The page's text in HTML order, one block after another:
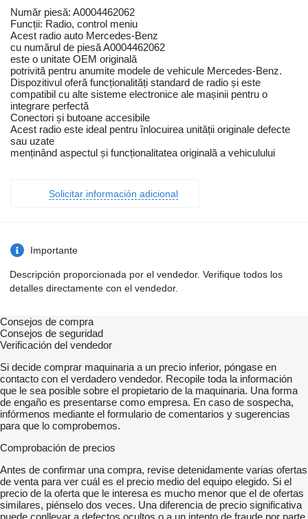
Număr piesă: A0004462062
Funcții: Radio, control meniu
Acest radio auto Mercedes-Benz
cu numărul de piesă A0004462062
este o unitate OEM originală
potrivită pentru anumite modele de vehicule Mercedes-Benz.
Dispozitivul oferă funcționalități standard de radio și este
compatibil cu alte sisteme electronice ale mașinii pentru o
integrare perfectă
Conectori și butoane accesibile
Acest radio este ideal pentru înlocuirea unității originale defecte
sau uzate
menținând aspectul și funcționalitatea originală a vehiculului
Solicitar información adicional
Importante
Descripción proporcionada por el vendedor. Verifique todos los
detalles directamente con el vendedor.
Consejos de compra
Consejos de seguridad
Verificación del vendedor
Si decide comprar maquinaria a un precio inferior, póngase en
contacto con el verdadero vendedor. Recopile toda la información
que le sea posible sobre el propietario de la maquinaria. Una forma
de engaño es presentarse como empresa. En caso de sospecha,
infórmenos mediante el formulario de comentarios y sugerencias
para que lo comprobemos.
Comprobación de precios
Antes de confirmar una compra, revise detenidamente varias ofertas
de venta para ver cuál es el precio medio del equipo elegido. Si el
precio de la oferta que le interesa es mucho menor que el de ofertas
similares, piénselo dos veces. Una diferencia de precio significativa